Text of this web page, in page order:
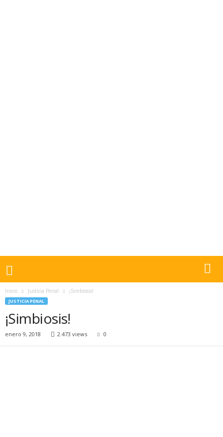
Inicio Justicia Penal ¡Simbiosis!
JUSTICIA PENAL
¡Simbiosis!
enero 9, 2018 2.473 views 0